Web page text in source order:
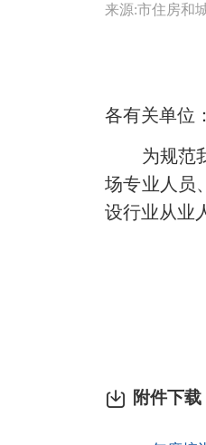
来源:市住房和
各有关单位：
为规范我
场专业人员
设行业从业
附件下载